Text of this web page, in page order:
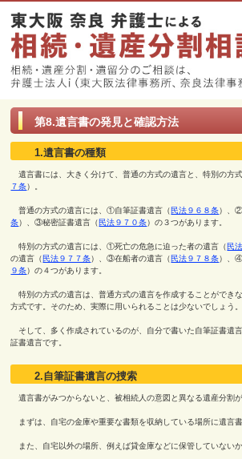
第8.遺言書の発見と確認方法
1.遺言書の種類
遺言書には、大きく分けて、普通の方式の遺言と、特別の方
７条）。
普通の方式の遺言には、①自筆証書遺言（民法９６８条）、
条）、③秘密証書遺言（民法９７０条）の３つがあります。
特別の方式の遺言には、①死亡の危急に迫った者の遺言（民
の遺言（民法９７７条）、③在船者の遺言（民法９７８条）、④
９条）の４つがあります。
特別の方式の遺言は、普通方式の遺言を作成することができ
方式です。そのため、実際に用いられることは少ないでしょう。
そして、多く作成されているのが、自分で書いた自筆証書遺
証書遺言です。
2.自筆証書遺言の捜索
遺言書がみつからないと、被相続人の意図と異なる遺産分割
まずは、自宅の金庫や重要な書類を収納している場所に遺言
また、自宅以外の場所、例えば貸金庫などに保管していないか